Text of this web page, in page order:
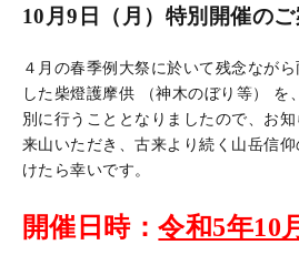
10月9日（月）特別開催のご
４月の春季例大祭に於いて残念なが
した柴燈護摩供 （神木のぼり等） を
別に行うこととなりましたので、お
来山いただき、古来より続く山岳信
けたら幸いです。
開催日時：令和5年10